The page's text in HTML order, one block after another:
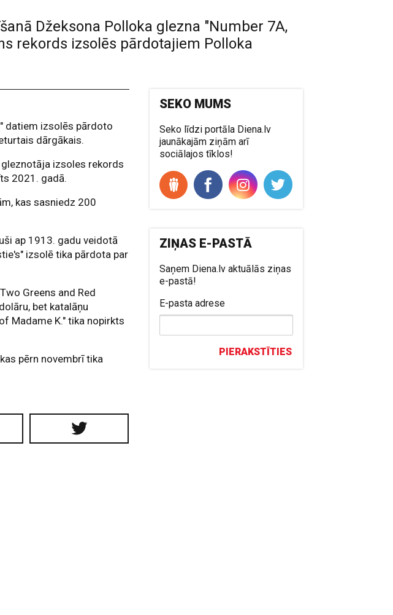
Džeksona Polloka glezna "Number 7A,
rekords izsolēs pārdotajiem Polloka
datiem izsolēs pārdoto
dārgākais.
izsoles rekords
2021. gadā.
kas sasniedz 200
ap 1913. gadu veidotā
izsolē tika pārdota par
Greens and Red
bet katalāņu
Madame K." tika nopirkts
pērn novembrī tika
SEKO MUMS
Seko līdzi portāla Diena.lv
jaunākajām ziņām arī
sociālajos tīklos!
ZIŅAS E-PASTĀ
Saņem Diena.lv aktuālās ziņas
e-pastā!
E-pasta adrese
PIERAKSTĪTIES